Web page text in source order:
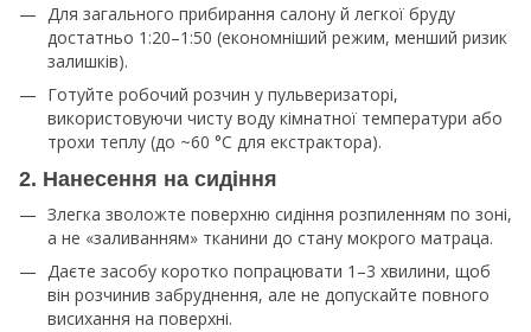
Для загального прибирання салону й легкої бруду
достатньо 1:20–1:50 (економніший режим, менший ризик
залишків).​
Готуйте робочий розчин у пульверизаторі,
використовуючи чисту воду кімнатної температури або
трохи теплу (до ~60 °C для екстрактора).​
2. Нанесення на сидіння
Злегка зволожте поверхню сидіння розпиленням по зоні,
а не «заливанням» тканини до стану мокрого матраца.​
Даєте засобу коротко попрацювати 1–3 хвилини, щоб
він розчинив забруднення, але не допускайте повного
висихання на поверхні.​